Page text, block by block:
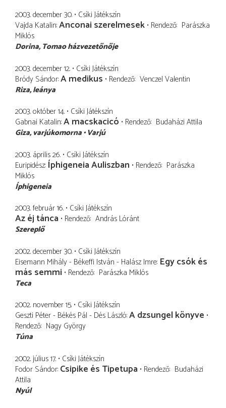
2003. december 30. Csíki Játékszín
Vajda Katalin Anconai szerelmesek Rendező Parászka
Miklós
Dorina Tomao házvezetőnője
2003. december 12. Csíki Játékszín
Bródy Sándor A medikus Rendező Venczel Valentin
Riza leánya
2003. október 14. Csíki Játékszín
Gabnai Katalin A macskacicó Rendező Budaházi Attila
Giza varjúkomorna Varjú
2003. április 26. Csíki Játékszín
Euripidész Íphigeneia Auliszban Rendező Parászka
Miklós
Íphigeneia
2003. február 16. Csíki Játékszín
Az éj tánca Rendező András Lóránt
Szereplő
2002. december 30. Csíki Játékszín
Eisemann Mihály - Békeffi István - Halász Imre Egy csók és
más semmi Rendező Parászka Miklós
Teca
2002. november 15. Csíki Játékszín
Geszti Péter - Békés Pál - Dés László A dzsungel könyve
Rendező Nagy György
Túna
2002. július 17. Csíki Játékszín
Fodor Sándor Csipike és Tipetupa Rendező Budaházi
Attila
Nyúl